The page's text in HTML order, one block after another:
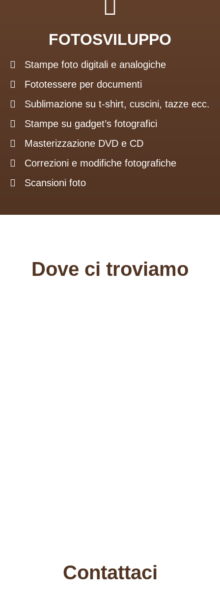
FOTOSVILUPPO
Stampe foto digitali e analogiche
Fototessere per documenti
Sublimazione su t-shirt, cuscini, tazze ecc.
Stampe su gadget’s fotografici
Masterizzazione DVD e CD
Correzioni e modifiche fotografiche
Scansioni foto
Dove ci troviamo
Contattaci